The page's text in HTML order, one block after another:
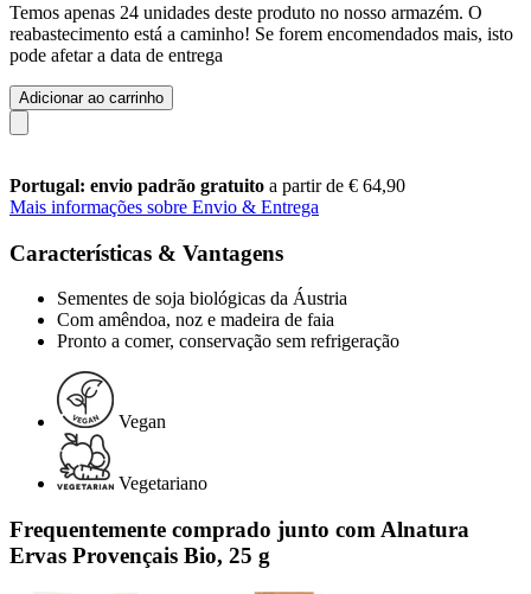
Temos apenas 24 unidades deste produto no nosso armazém. O
reabastecimento está a caminho! Se forem encomendados mais, isto
pode afetar a data de entrega
Adicionar ao carrinho
Portugal: envio padrão gratuito a partir de € 64,90
Mais informações sobre Envio & Entrega
Características & Vantagens
Sementes de soja biológicas da Áustria
Com amêndoa, noz e madeira de faia
Pronto a comer, conservação sem refrigeração
Vegan
Vegetariano
Frequentemente comprado junto com Alnatura
Ervas Provençais Bio, 25 g